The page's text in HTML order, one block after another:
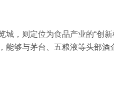
城，则定位为食品产业的“创
能够与茅台、五粮液等头部